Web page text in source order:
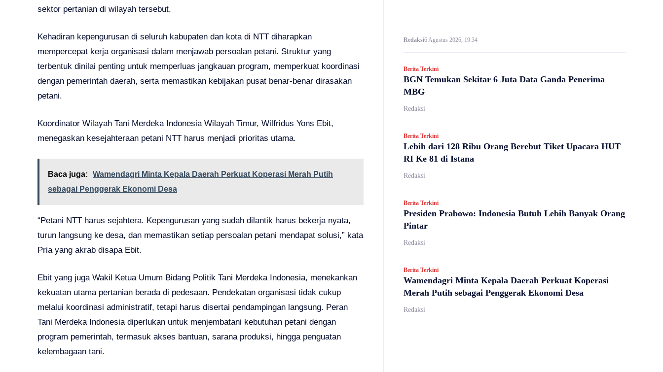
sektor pertanian di wilayah tersebut.
Kehadiran kepengurusan di seluruh kabupaten dan kota di NTT diharapkan
mempercepat kerja organisasi dalam menjawab persoalan petani. Struktur yang
terbentuk dinilai penting untuk memperluas jangkauan program, memperkuat koordinasi
dengan pemerintah daerah, serta memastikan kebijakan pusat benar-benar dirasakan
petani.
Koordinator Wilayah Tani Merdeka Indonesia Wilayah Timur, Wilfridus Yons Ebit,
menegaskan kesejahteraan petani NTT harus menjadi prioritas utama.
Baca juga:
Wamendagri Minta Kepala Daerah Perkuat Koperasi Merah Putih
sebagai Penggerak Ekonomi Desa
“Petani NTT harus sejahtera. Kepengurusan yang sudah dilantik harus bekerja nyata,
turun langsung ke desa, dan memastikan setiap persoalan petani mendapat solusi,” kata
Pria yang akrab disapa Ebit.
Ebit yang juga Wakil Ketua Umum Bidang Politik Tani Merdeka Indonesia, menekankan
kekuatan utama pertanian berada di pedesaan. Pendekatan organisasi tidak cukup
melalui koordinasi administratif, tetapi harus disertai pendampingan langsung. Peran
Tani Merdeka Indonesia diperlukan untuk menjembatani kebutuhan petani dengan
program pemerintah, termasuk akses bantuan, sarana produksi, hingga penguatan
kelembagaan tani.
Redaksi6 Agustus 2026, 19:34
Berita Terkini
BGN Temukan Sekitar 6 Juta Data Ganda Penerima
MBG
Redaksi
Berita Terkini
Lebih dari 128 Ribu Orang Berebut Tiket Upacara HUT
RI Ke 81 di Istana
Redaksi
Berita Terkini
Presiden Prabowo: Indonesia Butuh Lebih Banyak Orang
Pintar
Redaksi
Berita Terkini
Wamendagri Minta Kepala Daerah Perkuat Koperasi
Merah Putih sebagai Penggerak Ekonomi Desa
Redaksi